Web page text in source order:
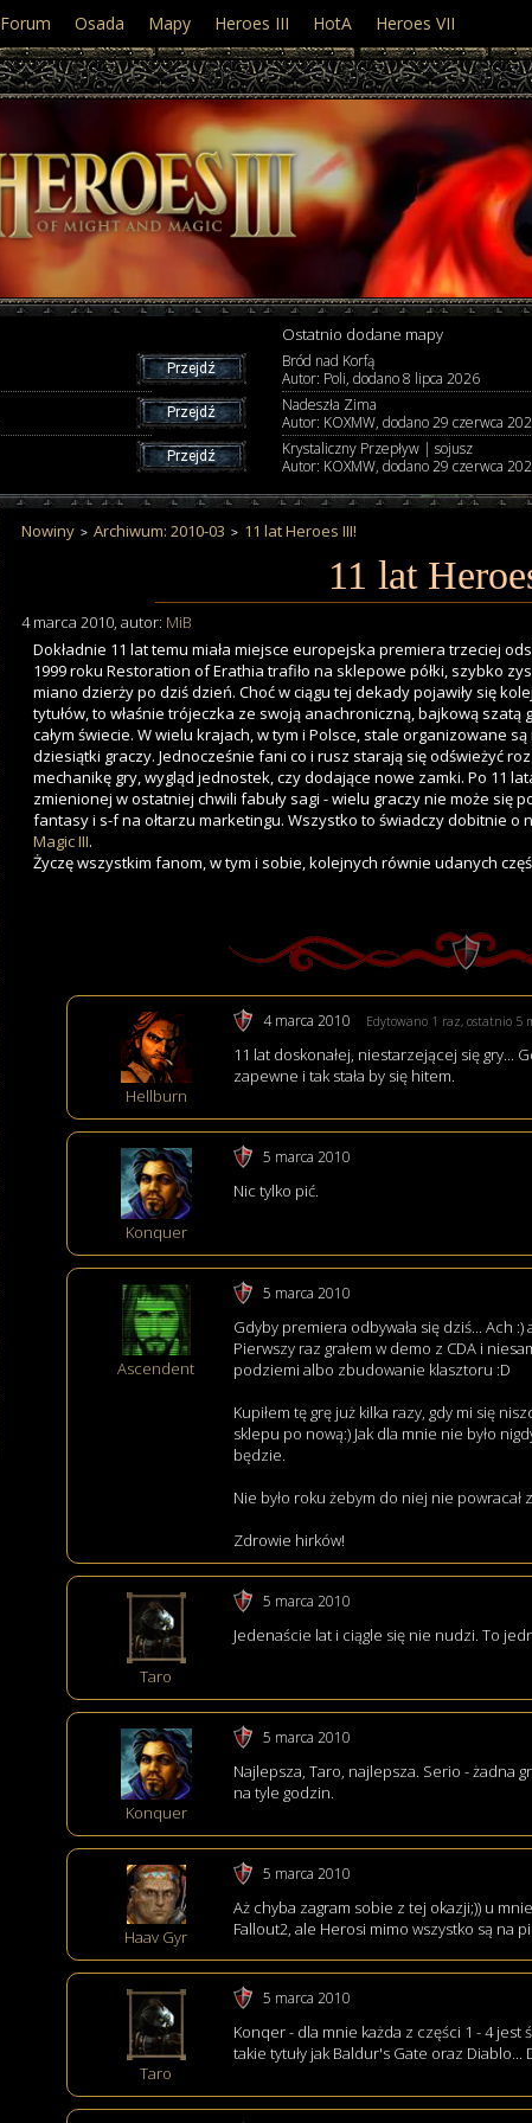
Przejdź
Przejdź
Przejdź
Ostatnio dodane mapy
Bród nad Korfą
Autor: Poli, dodano8 lipca 2026
Nadeszła Zima
Autor: KOXMW, dodano29 czerwca
Krystaliczny Przepływ | sojusz
Autor: KOXMW, dodano29 czerwca
Nowiny Archiwum: 2010-03 11 lat Heroes III!
11 lat
4 marca 2010, autor: MiB
Dokładnie 11 lat temu miała miejsce europejska premiera trzeciej
1999 roku Restoration of Erathia trafiło na sklepowe półki, szybko
miano dzierży po dziś dzień. Choć w ciągu tej dekady pojawiły się
tytułów, to właśnie trójeczka ze swoją anachroniczną, bajkową szatą
całym świecie. W wielu krajach, w tym i Polsce, stale organizowane
dziesiątki graczy. Jednocześnie fani co i rusz starają się odświeżyć
mechanikę gry, wygląd jednostek, czy dodające nowe zamki. Po 11
zmienionej w ostatniej chwili fabuły sagi - wielu graczy nie może się
fantasy i s-f na ołtarzu marketingu. Wszystko to świadczy dobitnie o
Magic III.
Życzę wszystkim fanom, w tym i sobie, kolejnych równie udanych
Hellburn
4 marca 2010 Edytowano 1 raz, ostatnio 5
11 lat doskonałej, niestarzejącej się gry...
zapewne i tak stała by się hitem.
Konquer
5 marca 2010
Nic tylko pić.
Ascendent
5 marca 2010
Gdyby premiera odbywała się dziś... Ach
Pierwszy raz grałem w demo z CDA i
podziemi albo zbudowanie klasztoru :D
Kupiłem tę grę już kilka razy, gdy mi się
sklepu po nową:) Jak dla mnie nie było
będzie.
Nie było roku żebym do niej nie powracał
Zdrowie hirków!
Taro
5 marca 2010
Jedenaście lat i ciągle się nie nudzi. To
Konquer
5 marca 2010
Najlepsza, Taro, najlepsza. Serio - żadna
na tyle godzin.
Haav Gyr
5 marca 2010
Aż chyba zagram sobie z tej okazji;)) u
Fallout2, ale Herosi mimo wszystko są na
Taro
5 marca 2010
Konqer - dla mnie każda z części 1 - 4 jest
takie tytuły jak Baldur's Gate oraz
Forum Osada Mapy Heroes III HotA Heroes VII